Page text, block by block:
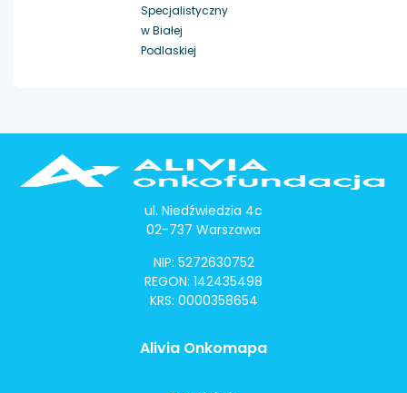
Specjalistyczny
w Białej
Podlaskiej
ul. Niedźwiedzia 4c
02-737 Warszawa
NIP: 5272630752
REGON: 142435498
KRS: 0000358654
Alivia Onkomapa